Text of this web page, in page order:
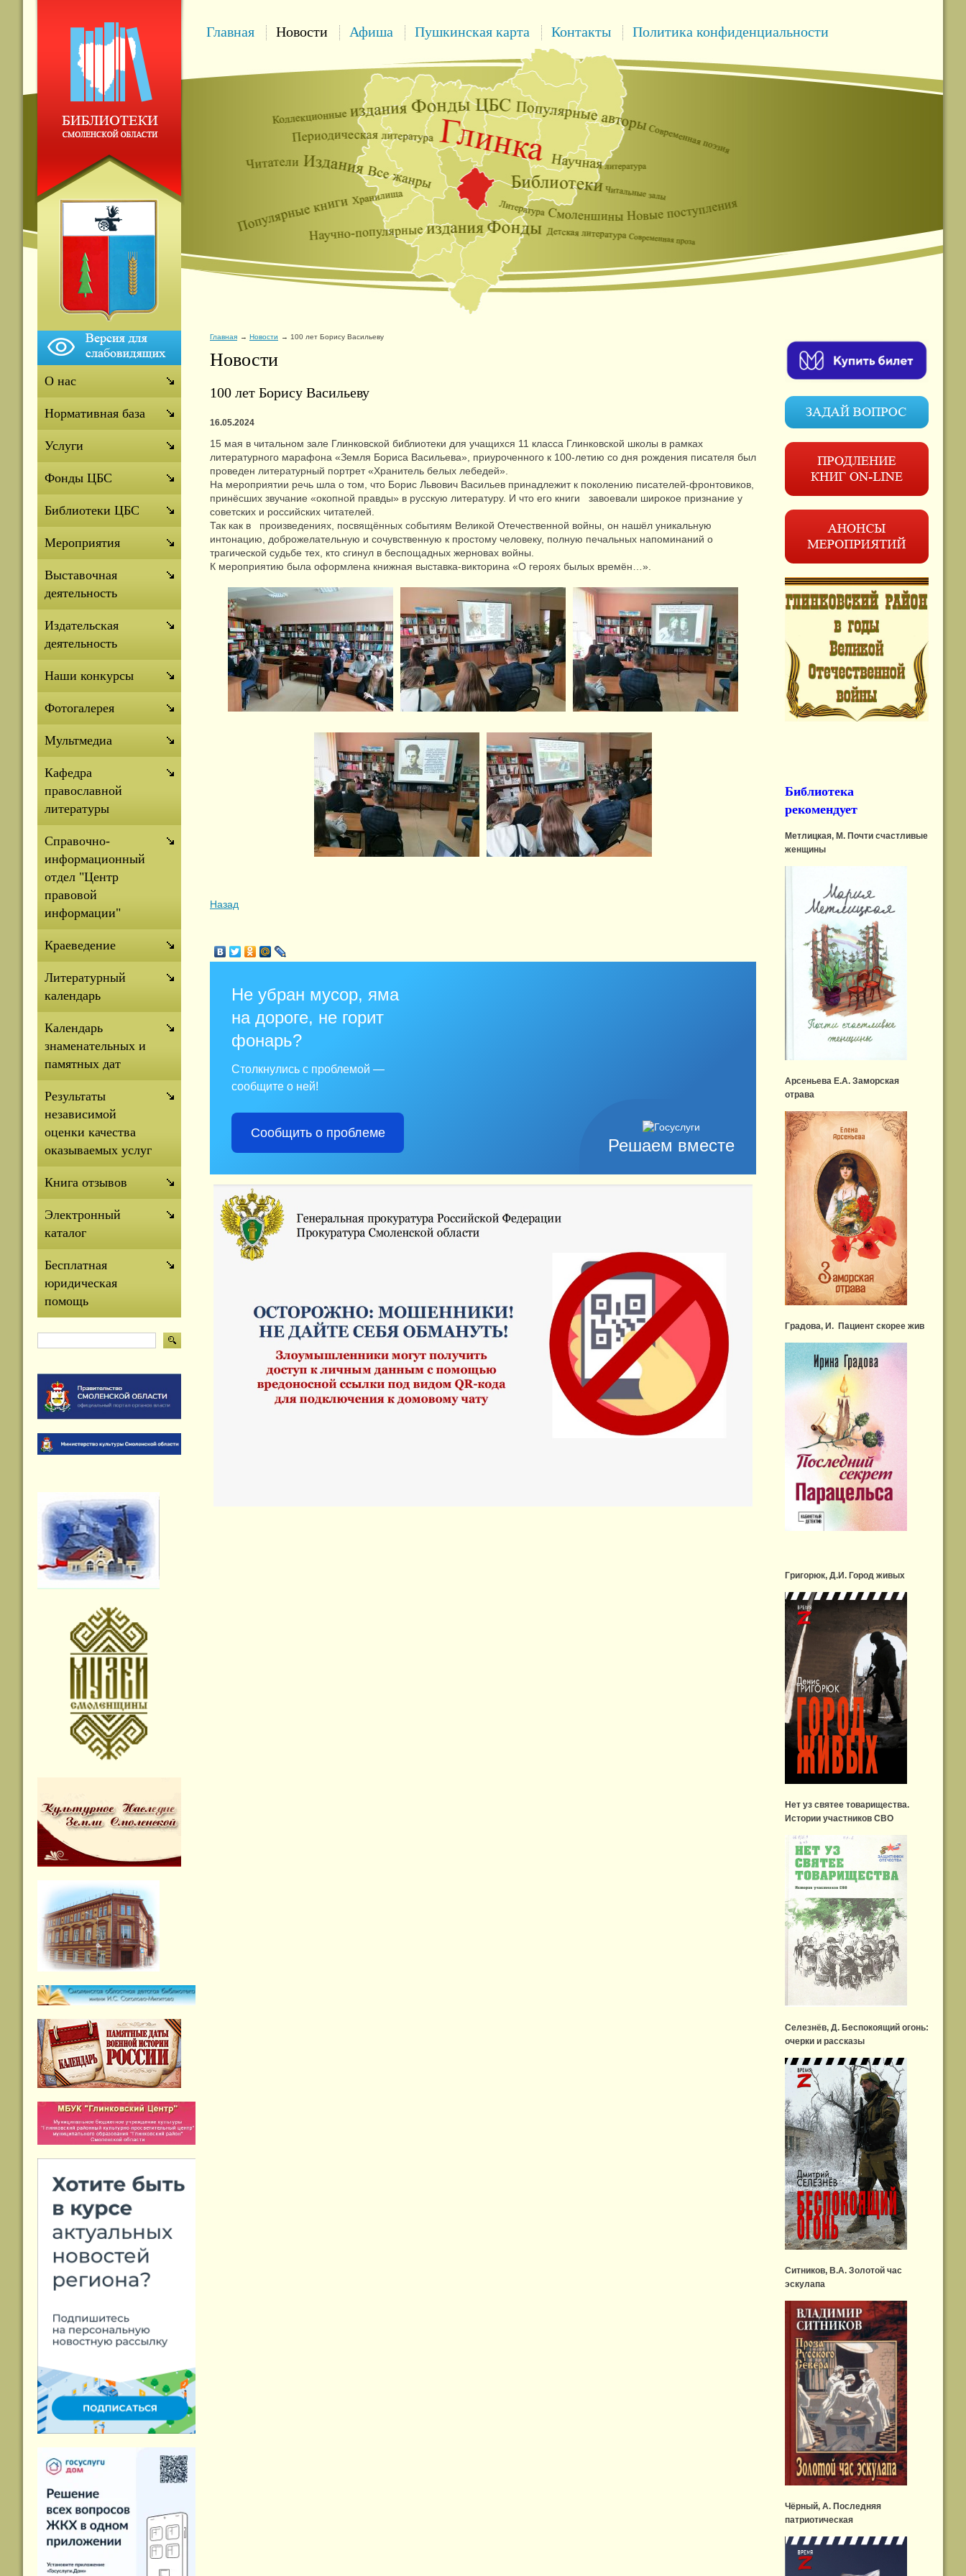
Главная Новости Афиша Пушкинская карта Контакты Политика конфиденциальности
Главная Новости 100 лет Борису Васильеву
Новости
100 лет Борису Васильеву
16.05.2024
15 мая в читальном зале Глинковской библиотеки для учащихся 11 класса Глинковской школы в рамках
литературного марафона «Земля Бориса Васильева», приуроченного к 100-летию со дня рождения писателя был
проведен литературный портрет «Хранитель белых лебедей».
На мероприятии речь шла о том, что Борис Львович Васильев принадлежит к поколению писателей-фронтовиков,
принёсших звучание «окопной правды» в русскую литературу. И что его книги завоевали широкое признание у
советских и российских читателей.
Так как в произведениях, посвящённых событиям Великой Отечественной войны, он нашёл уникальную
интонацию, доброжелательную и сочувственную к простому человеку, полную печальных напоминаний о
трагической судьбе тех, кто сгинул в беспощадных жерновах войны.
К мероприятию была оформлена книжная выставка-викторина «О героях былых времён…».
Назад
Решаем вместе
Не убран мусор, яма
на дороге, не горит
фонарь?
Столкнулись с проблемой —
сообщите о ней!
Сообщить о проблеме
О нас
Нормативная база
Услуги
Фонды ЦБС
Библиотеки ЦБС
Мероприятия
Выставочная
деятельность
Издательская
деятельность
Наши конкурсы
Фотогалерея
Мультмедиа
Кафедра
православной
литературы
Справочно-
информационный
отдел "Центр
правовой
информации"
Краеведение
Литературный
календарь
Календарь
знаменательных и
памятных дат
Результаты
независимой
оценки качества
оказываемых услуг
Книга отзывов
Электронный
каталог
Бесплатная
юридическая
помощь
Библиотека
рекомендует
Метлицкая, М. Почти счастливые
женщины
Арсеньева Е.А. Заморская
отрава
Градова, И. Пациент скорее жив
Григорюк, Д.И. Город живых
Нет уз святее товарищества.
Истории участников СВО
Селезнёв, Д. Беспокоящий огонь:
очерки и рассказы
Ситников, В.А. Золотой час
эскулапа
Чёрный, А. Последняя
патриотическая